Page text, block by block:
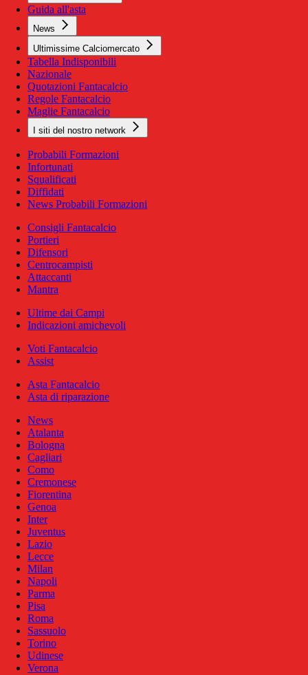
Guida all'asta
News
Ultimissime Calciomercato
Tabella Indisponibili
Nazionale
Quotazioni Fantacalcio
Regole Fantacalcio
Maglie Fantacalcio
I siti del nostro network
Probabili Formazioni
Infortunati
Squalificati
Diffidati
News Probabili Formazioni
Consigli Fantacalcio
Portieri
Difensori
Centrocampisti
Attaccanti
Mantra
Ultime dai Campi
Indicazioni amichevoli
Voti Fantacalcio
Assist
Asta Fantacalcio
Asta di riparazione
News
Atalanta
Bologna
Cagliari
Como
Cremonese
Fiorentina
Genoa
Inter
Juventus
Lazio
Lecce
Milan
Napoli
Parma
Pisa
Roma
Sassuolo
Torino
Udinese
Verona